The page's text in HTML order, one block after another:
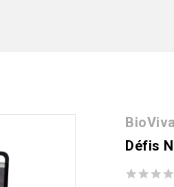
Défis